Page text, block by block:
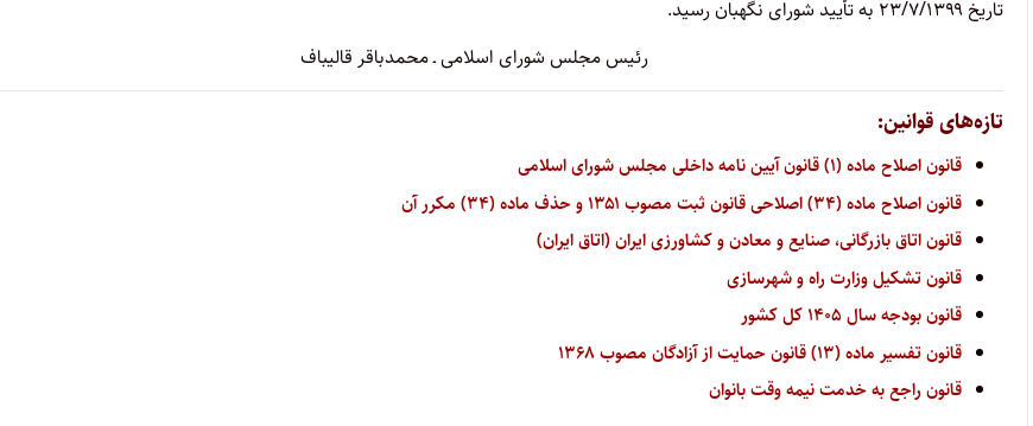
تاریخ ۲۳/۷/۱۳۹۹ به تأیید شورای نگهبان رسید.
رئیس مجلس شورای اسلامی ـ محمدباقر قالیباف
تازه‌های قوانین:
قانون اصلاح ماده (۱) قانون آیین نامه داخلی مجلس شورای اسلامی
قانون اصلاح ماده (۳۴) اصلاحی قانون ثبت مصوب ۱۳۵۱ و حذف ماده (۳۴) مکرر آن
قانون اتاق بازرگانی، صنایع و معادن و کشاورزی ایران (اتاق ایران)
قانون تشکیل وزارت راه و شهرسازی
قانون بودجه سال ۱۴۰۵ کل کشور
قانون تفسیر ماده (۱۳) قانون حمایت از آزادگان مصوب ۱۳۶۸
قانون راجع به خدمت نیمه وقت بانوان